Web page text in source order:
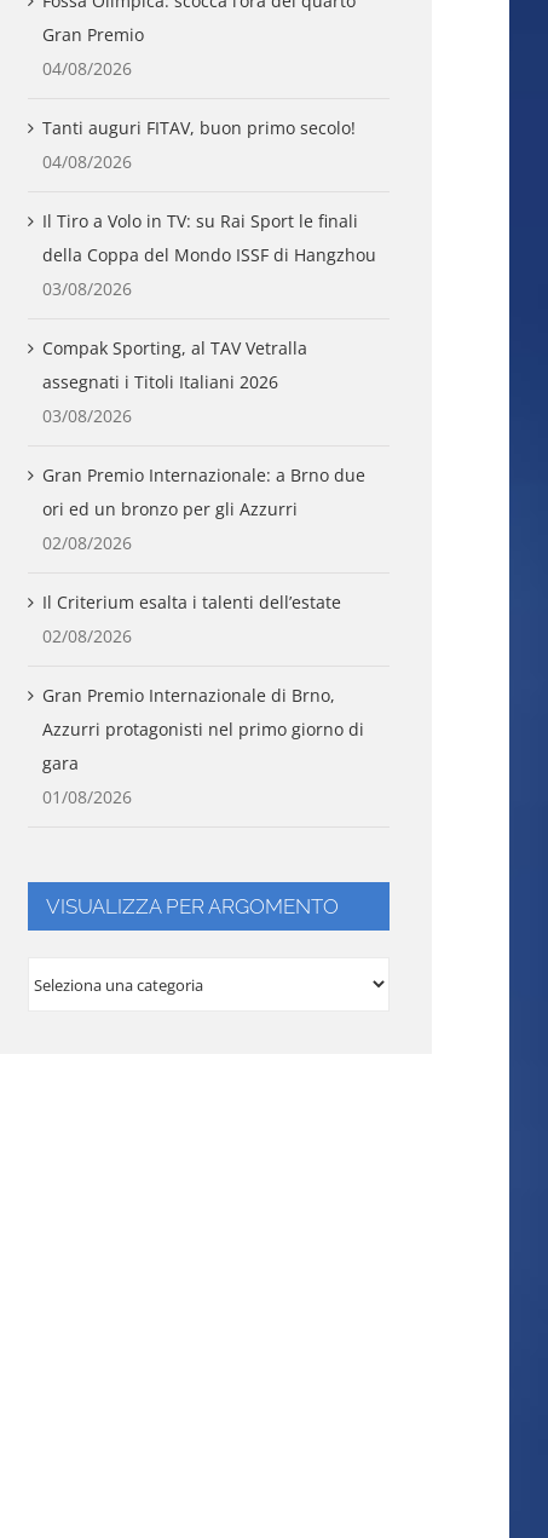
Gran Premio
04/08/2026
Tanti auguri FITAV, buon primo secolo!
04/08/2026
Il Tiro a Volo in TV: su Rai Sport le finali
della Coppa del Mondo ISSF di Hangzhou
03/08/2026
Compak Sporting, al TAV Vetralla
assegnati i Titoli Italiani 2026
03/08/2026
Gran Premio Internazionale: a Brno due
ori ed un bronzo per gli Azzurri
02/08/2026
Il Criterium esalta i talenti dell’estate
02/08/2026
Gran Premio Internazionale di Brno,
Azzurri protagonisti nel primo giorno di
gara
01/08/2026
VISUALIZZA PER ARGOMENTO